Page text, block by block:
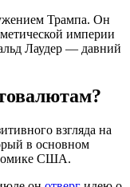
Трампа. Он
империи
Лаудер — давний
взгляда на
в основном
США.